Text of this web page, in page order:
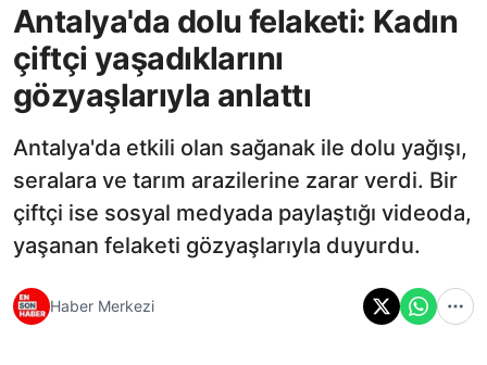
Antalya'da dolu felaketi: Kadın
çiftçi yaşadıklarını
gözyaşlarıyla anlattı
Antalya'da etkili olan sağanak ile dolu yağışı,
seralara ve tarım arazilerine zarar verdi. Bir
çiftçi ise sosyal medyada paylaştığı videoda,
yaşanan felaketi gözyaşlarıyla duyurdu.
Haber Merkezi